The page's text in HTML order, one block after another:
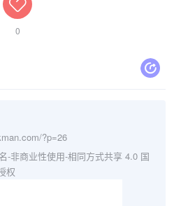
0
?p=26
-非商业性使用-相同方式共享 4.0 国
权